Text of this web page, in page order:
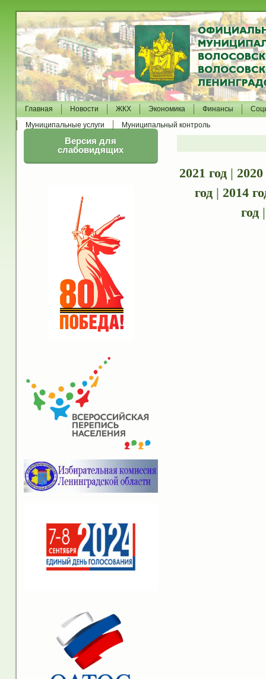
Главная Новости ЖКХ Экономика Финансы
Муниципальные услуги
Муниципальный контроль
Версия для
слабовидящих
2021 год | 2020
год| 2014
год